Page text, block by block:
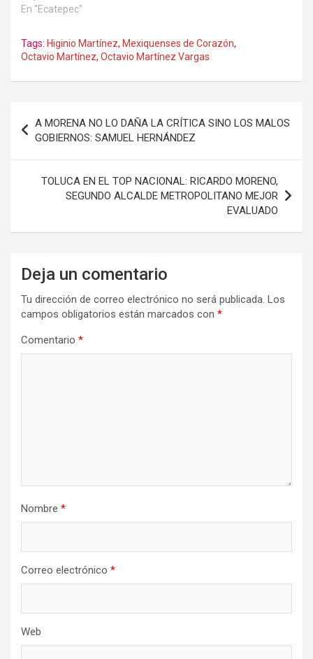
En "Ecatepec"
Tags: Higinio Martínez, Mexiquenses de Corazón,
Octavio Martínez, Octavio Martínez Vargas
de
entradas
A MORENA NO LO DAÑA LA CRÍTICA SINO LOS MALOS
GOBIERNOS: SAMUEL HERNÁNDEZ
TOLUCA EN EL TOP NACIONAL: RICARDO MORENO,
SEGUNDO ALCALDE METROPOLITANO MEJOR
EVALUADO
Deja un comentario
Tu dirección de correo electrónico no será publicada. Los
campos obligatorios están marcados con *
Comentario *
Nombre *
Correo electrónico *
Web